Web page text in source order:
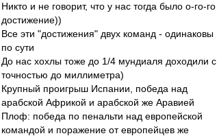
Никто и не говорит, что у нас тогда было о-го-го
достижение))
Все эти "достижения" двух команд - одинаковы
по сути
До нас хохлы тоже до 1/4 мундиаля доходили с
точностью до миллиметра)
Крупный проигрыш Испании, победа над
арабской Африкой и арабской же Аравией
Плоф: победа по пенальти над европейской
командой и поражение от европейцев же